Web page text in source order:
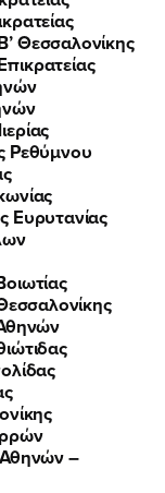
Θεσσαλονίκης
Ρεθύμνου
Ευρυτανίας
–